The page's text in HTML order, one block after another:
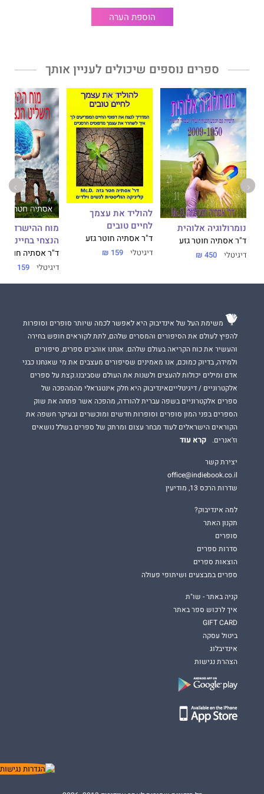
הוספת הערה
ספרים נוספים שיכולים לעניין אותך
נומרולוגיה אלוהית
ד"ר אסתיה חוטר גזע
דיגיטלי 450 ₪
להוליד את עצמך
לחיים טובים
ד"ר אסתיה חוטר גזע
דיגיטלי 159 ₪
מוח
הנצחי בחיינו
ד"ר אסתיה חוטר
דיגיטלי 159 ₪
משימת העל של אינדיבוק היא לאפשר לכמה שיותר סופרים וסופרות
להפיץ לעולם את הסיפורים והמסרים שלהם, לתת לקוראים חופש בחירה
והעשיר את כוח הקריאה בעולם שלהם. אנחנו אוהבים ספרים, סיפורים
ולמידה, בדיוק כמוכם, אנו מאמינים שסיפורים מעצבים את מי שאנחנו כבני
אדם ומילים יכולות להעצים ולשנות את העולם שסביבנו.קצת על ספרים
אלקטרוניים / דיגיטלייםאינדיבוק היא חלק אינטגראלי מהמהפכה של
ספרים אלקטרוניים בשפה עברית להורדה, מהפכה אשר פתחה את שוק
הספרים בפני המון סופרים וסופרות חדשים ומוכשרים ובעיקר חשפה את
הקוראים הישראלים לעוד מבחר עצום ומרתק של ספרים בשלל נושאים
וז'אנרים.
קרא עוד
יצירת קשר
office@indiebook.co.il
שדרות הרכס 13, מודיעין
למה אינדיבוק?
תקנון האתר
סופרים
סדרות ספרים
הוצאות ספרים
ספרים במבצעים ושיתופי פעולה
קניה באתר - שו"ת
איך לרכוש ספר באתר
GIFT CARD
ביטול עסקה
אינדיבלוג
הצהרת נגישות